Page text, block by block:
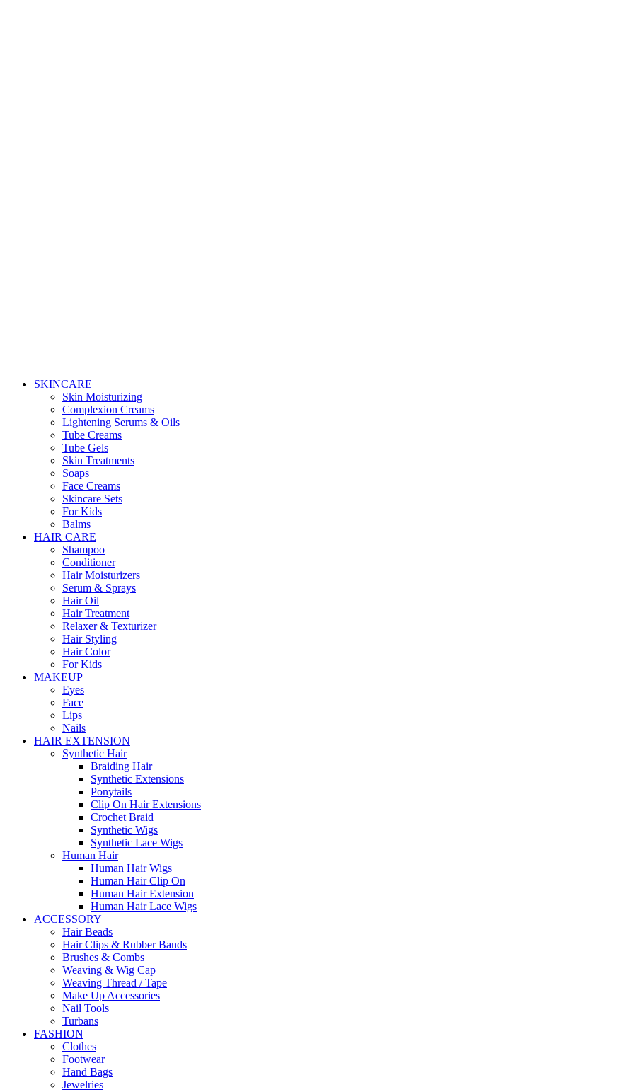
SKINCARE
Skin Moisturizing
Complexion Creams
Lightening Serums & Oils
Tube Creams
Tube Gels
Skin Treatments
Soaps
Face Creams
Skincare Sets
For Kids
Balms
HAIR CARE
Shampoo
Conditioner
Hair Moisturizers
Serum & Sprays
Hair Oil
Hair Treatment
Relaxer & Texturizer
Hair Styling
Hair Color
For Kids
MAKEUP
Eyes
Face
Lips
Nails
HAIR EXTENSION
Synthetic Hair
Braiding Hair
Synthetic Extensions
Ponytails
Clip On Hair Extensions
Crochet Braid
Synthetic Wigs
Synthetic Lace Wigs
Human Hair
Human Hair Wigs
Human Hair Clip On
Human Hair Extension
Human Hair Lace Wigs
ACCESSORY
Hair Beads
Hair Clips & Rubber Bands
Brushes & Combs
Weaving & Wig Cap
Weaving Thread / Tape
Make Up Accessories
Nail Tools
Turbans
FASHION
Clothes
Footwear
Hand Bags
Jewelries